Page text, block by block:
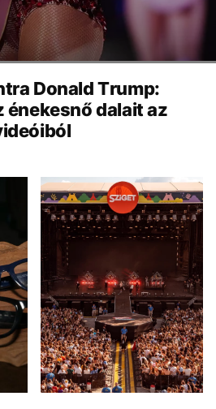
Donald Trump:
dalait az